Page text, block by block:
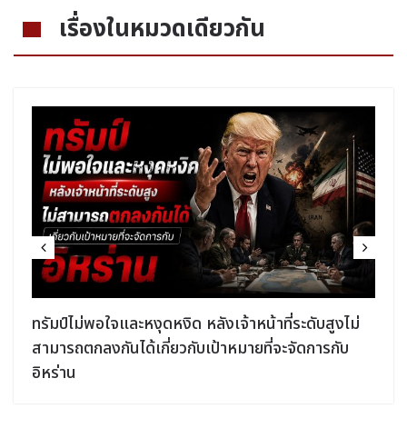
เรื่องในหมวดเดียวกัน
ทรัมป์ไม่พอใจและหงุดหงิด หลังเจ้าหน้าที่ระดับสูงไม่
สามารถตกลงกันได้เกี่ยวกับเป้าหมายที่จะจัดการกับ
อิหร่าน